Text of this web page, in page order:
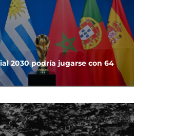
2030 podría jugarse con 64